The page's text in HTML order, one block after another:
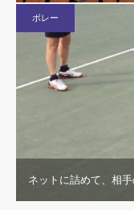
ボレー
ネットに詰めて、相